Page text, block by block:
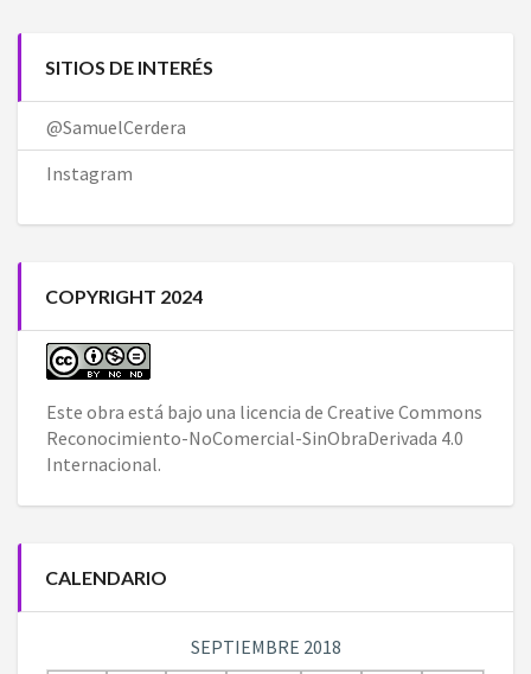
SITIOS DE INTERÉS
@SamuelCerdera
Instagram
COPYRIGHT 2024
Este obra está bajo una licencia de Creative Commons
Reconocimiento-NoComercial-SinObraDerivada 4.0
Internacional.
CALENDARIO
SEPTIEMBRE 2018